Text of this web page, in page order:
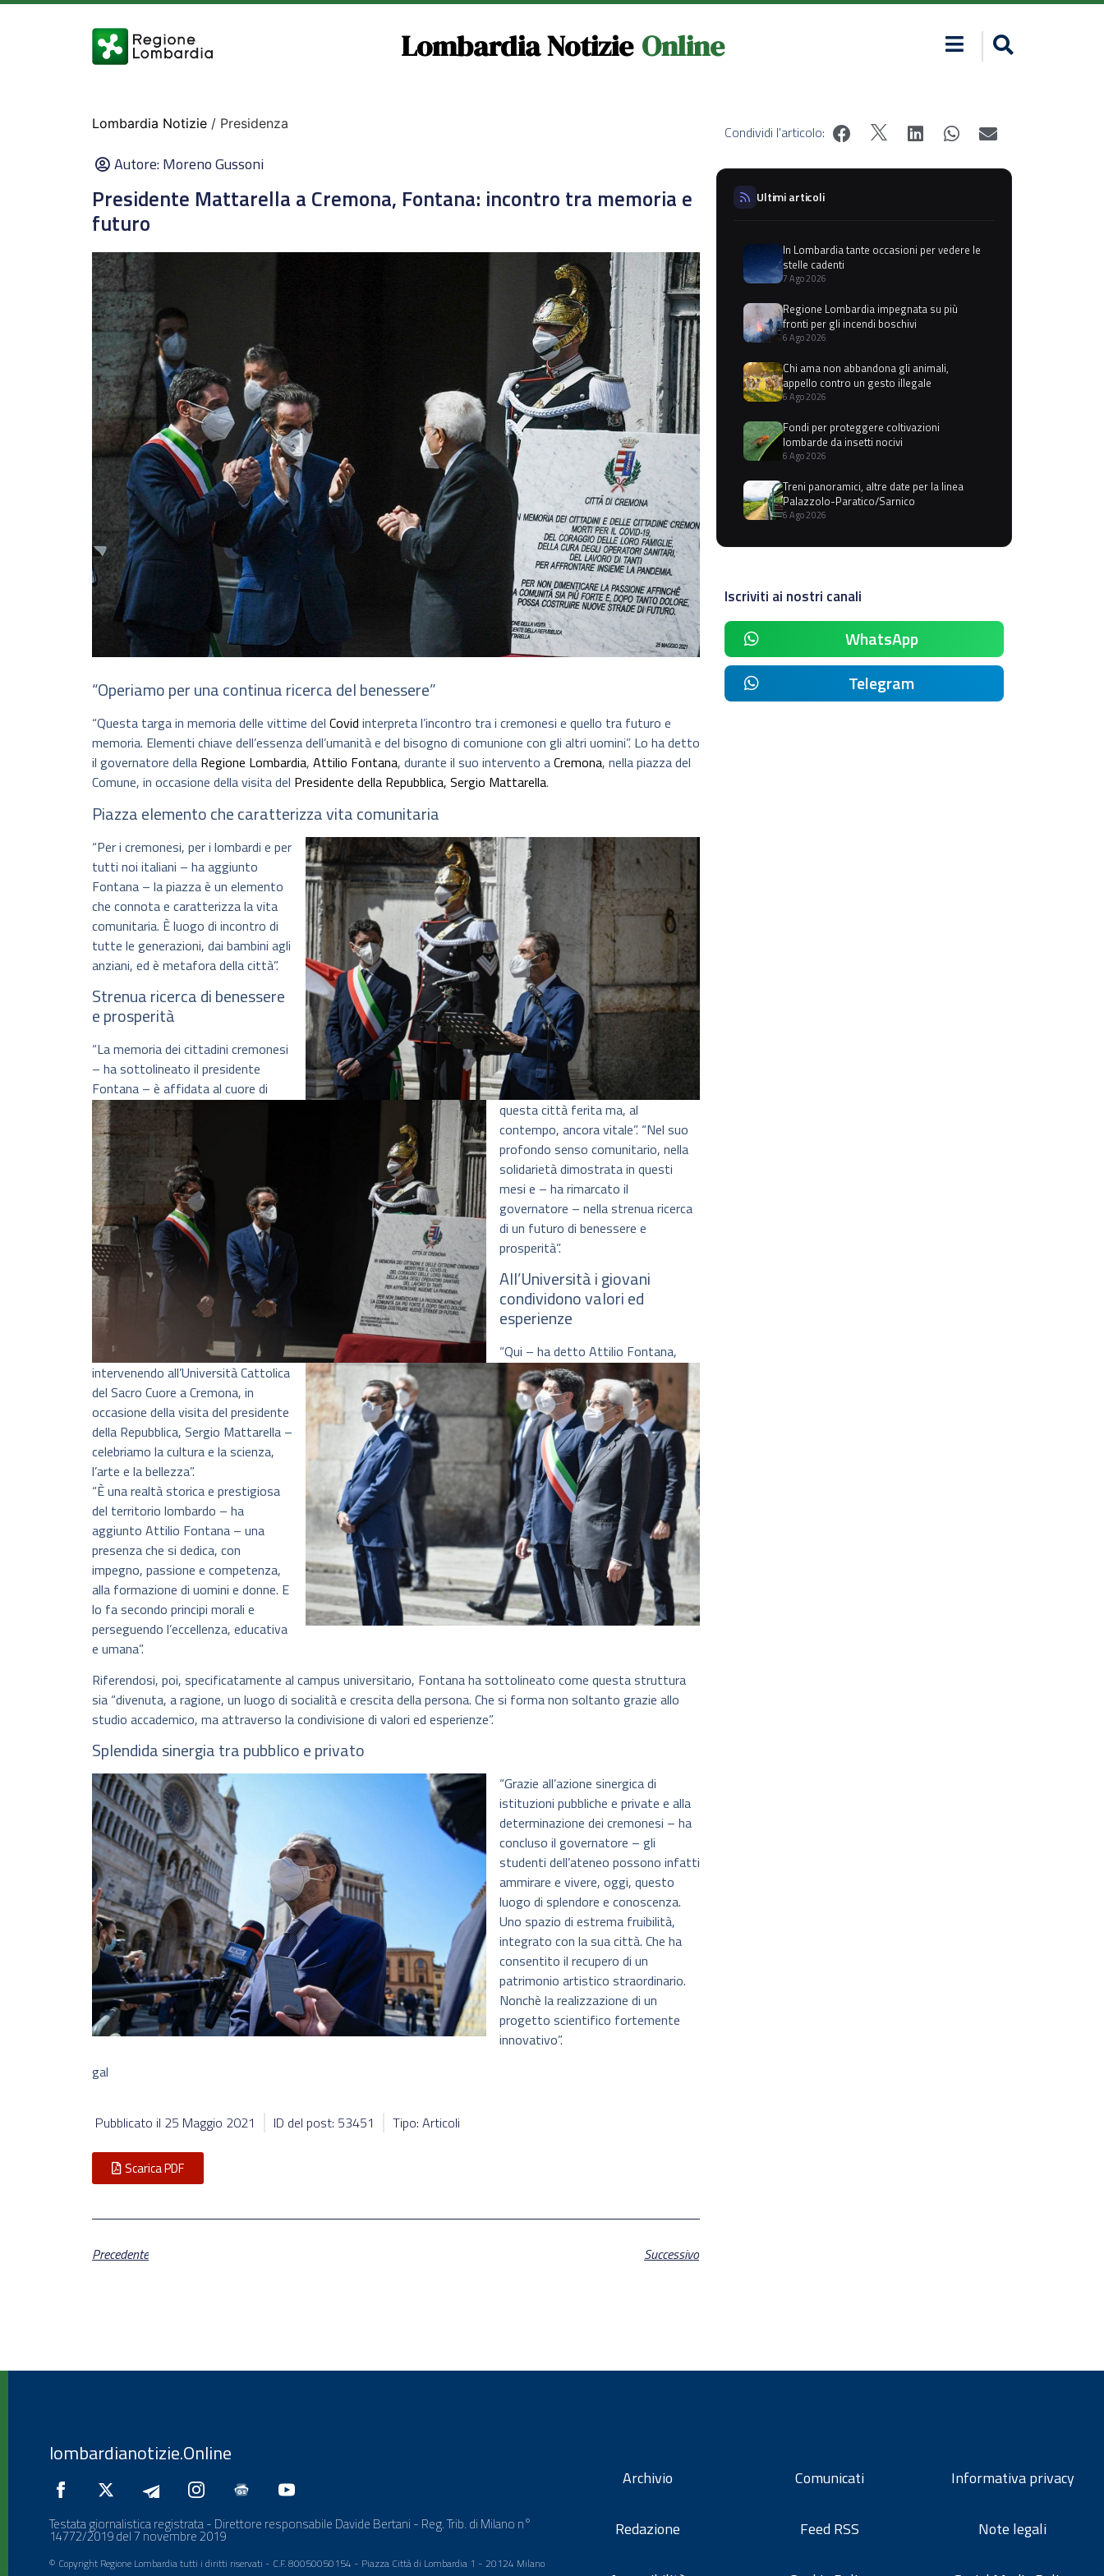
Lombardia Notizie Online
Lombardia Notizie / Presidenza
Autore:Moreno Gussoni
Presidente Mattarella a Cremona, Fontana: incontro tra memoria e
futuro
“Operiamo per una continua ricerca del benessere”
“Questa targa in memoria delle vittime del Covid interpreta l’incontro tra i cremonesi e quello tra futuro e
memoria. Elementi chiave dell’essenza dell’umanità e del bisogno di comunione con gli altri uomini”. Lo ha detto
il governatore della Regione Lombardia, Attilio Fontana, durante il suo intervento aCremona, nella piazza del
Comune, in occasione della visita del Presidente della Repubblica, Sergio Mattarella.
Piazza elemento che caratterizza vita comunitaria
“Per i cremonesi, per i lombardi e per
tutti noi italiani – ha aggiunto
Fontana – la piazza è un elemento
che connota e caratterizza la vita
comunitaria. È luogo di incontro di
tutte le generazioni, dai bambini agli
anziani, ed è metafora della città”.
Strenua ricerca di benessere
e prosperità
“La memoria dei cittadini cremonesi
– ha sottolineato il presidente
Fontana – è affidata al cuore di
questa città ferita ma, al
contempo, ancora vitale”. “Nel suo
profondo senso comunitario, nella
solidarietà dimostrata in questi
mesi e – ha rimarcato il
governatore – nella strenua ricerca
di un futuro di benessere e
prosperità”.
All’Università i giovani
condividono valori ed
esperienze
“Qui – ha detto Attilio Fontana,
intervenendo all’Università Cattolica
del Sacro Cuore a Cremona, in
occasione della visita del presidente
della Repubblica, Sergio Mattarella –
celebriamo la cultura e la scienza,
l’arte e la bellezza”.
“È una realtà storica e prestigiosa
del territorio lombardo – ha
aggiunto Attilio Fontana – una
presenza che si dedica, con
impegno, passione e competenza,
alla formazione di uomini e donne. E
lo fa secondo principi morali e
perseguendo l’eccellenza, educativa
e umana”.
Riferendosi, poi, specificatamente al campus universitario, Fontana ha sottolineato come questa struttura
sia “divenuta, a ragione, un luogo di socialità e crescita della persona. Che si forma non soltanto grazie allo
studio accademico, ma attraverso la condivisione di valori ed esperienze”.
Splendida sinergia tra pubblico e privato
“Grazie all’azione sinergica di
istituzioni pubbliche e private e alla
determinazione dei cremonesi – ha
concluso il governatore – gli
studenti dell’ateneo possono infatti
ammirare e vivere, oggi, questo
luogo di splendore e conoscenza.
Uno spazio di estrema fruibilità,
integrato con la sua città. Che ha
consentito il recupero di un
patrimonio artistico straordinario.
Nonchè la realizzazione di un
progetto scientifico fortemente
innovativo”.
gal
Pubblicato il 25 Maggio 2021 ID del post: 53451 Tipo: Articoli
Scarica PDF
Precedente Successivo
Condividi l'articolo:
Ultimi articoli
In Lombardia tante occasioni per vedere le
stelle cadenti
7 Ago 2026
Regione Lombardia impegnata su più
fronti per gli incendi boschivi
6 Ago 2026
Chi ama non abbandona gli animali,
appello contro un gesto illegale
6 Ago 2026
Fondi per proteggere coltivazioni
lombarde da insetti nocivi
6 Ago 2026
Treni panoramici, altre date per la linea
Palazzolo-Paratico/Sarnico
6 Ago 2026
Iscriviti ai nostri canali
WhatsApp
Telegram
lombardianotizie.Online
Testata giornalistica registrata - Direttore responsabile Davide Bertani - Reg. Trib. di Milano n°
14772/2019 del 7 novembre 2019
© Copyright Regione Lombardia tutti i diritti riservati - C.F. 80050050154 - Piazza Città di Lombardia 1 - 20124 Milano
Archivio
Redazione
Comunicati
Feed RSS
Informativa privacy
Note legali